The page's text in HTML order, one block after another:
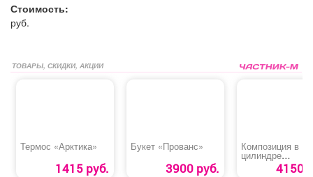
Стоимость:
руб.
ТОВАРЫ, СКИДКИ, АКЦИИ
Термос «Арктика»
1415 руб.
Букет «Прованс»
3900 руб.
Композиция в
цилиндре
«Статичное
4150